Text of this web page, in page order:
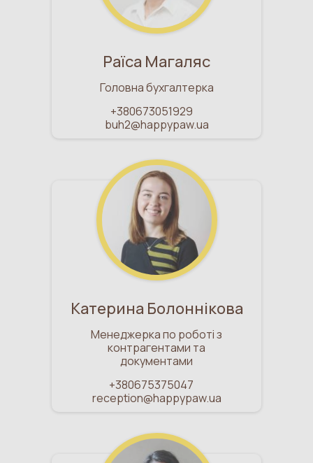
Раїса Магаляс
Головна бухгалтерка
+380673051929
buh2@happypaw.ua
Катерина Болоннікова
Менеджерка по роботі з
контрагентами та
документами
+380675375047
reception@happypaw.ua